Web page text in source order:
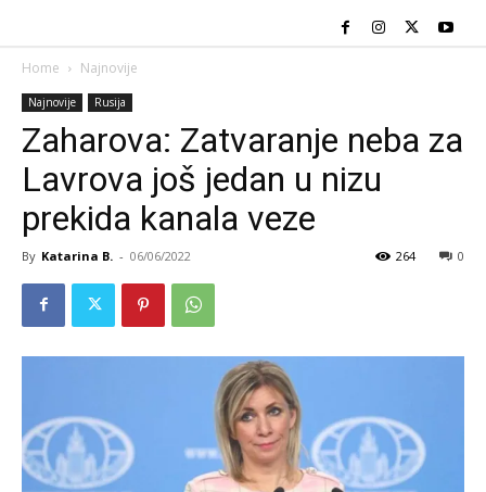
Home Najnovije
Najnovije Rusija
Zaharova: Zatvaranje neba za
Lavrova još jedan u nizu
prekida kanala veze
By Katarina B. - 06/06/2022 0
264